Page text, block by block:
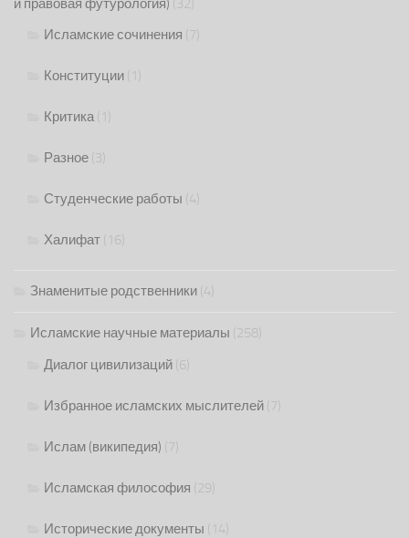
и правовая футурология) (32)
Исламские сочинения (7)
Конституции (1)
Критика(1)
Разное (3)
Студенческие работы (4)
Халифат (16)
Знаменитые родственники (4)
Исламские научные материалы (258)
Диалог цивилизаций (6)
Избранное исламских мыслителей (7)
Ислам (википедия) (7)
Исламская философия (29)
Исторические документы (14)